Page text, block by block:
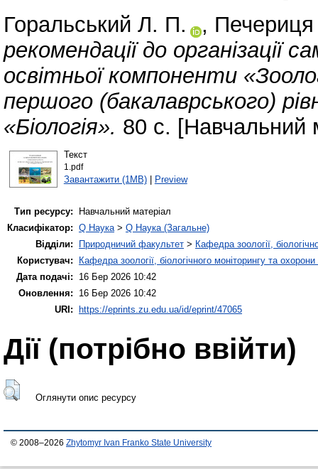
Горальський Л. П. ,
рекомендації до організації
освітньої компоненти
першого (бакалаврського)
«Біологія». 80 с. [Навчальний
Текст
1.pdf
Завантажити (1MB)| Preview
Тип ресурсу:
Навчальний матеріал
Класифікатор: Q Наука> Q Наука (Загальне)
Відділи:
Природничий факультет > Кафедра зоології,
Користувач:
Кафедра зоології, біологічного моніторингу та
Дата подачі:
16 Бер 2026 10:42
Оновлення:
16 Бер 2026 10:42
URI:
https://eprints.zu.edu.ua/id/eprint/47065
Дії ​​(потрібно ввійти)
Оглянути опис ресурсу
© 2008–2026 Zhytomyr Ivan Franko State University